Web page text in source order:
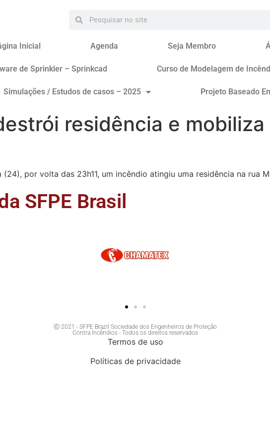
Inicial Agenda Seja Membro
de Sprinkler – Sprinkcad Curso de Modelagem de
Simulações / Estudos de casos – 2025 Projeto Baseado
residência e
por volta das 23h11, um incêndio atingiu uma residência na rua
SFPE Brasil
Ⓒ 2021 - SFPE Brazil Sociedade dos Engenheiros de Proteção
Contra Incêndios - Todos os direitos reservados
Termos de uso
Políticas de privacidade